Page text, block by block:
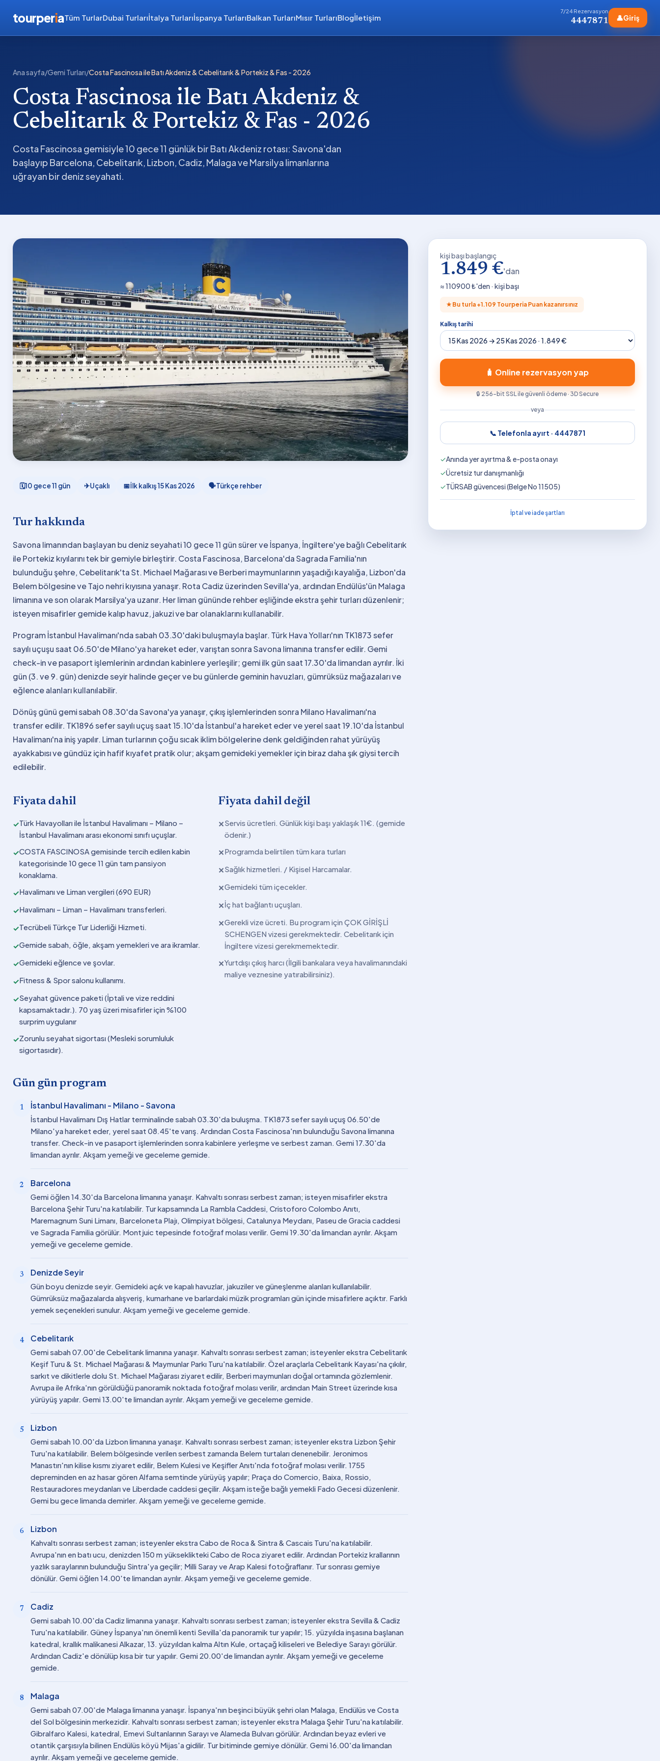
tourperiaTüm TurlarDubai Turlarıİtalya Turlarıİspanya TurlarıBalkan TurlarıMısır TurlarıBlogİletişim
7/24 Rezervasyon
4447871 👤Giriş
Ana sayfa/Gemi Turları/Costa Fascinosa ile Batı Akdeniz & Cebelitarık & Portekiz & Fas - 2026
Costa Fascinosa ile Batı Akdeniz &
Cebelitarık & Portekiz & Fas - 2026
Costa Fascinosa gemisiyle 10 gece 11 günlük bir Batı Akdeniz rotası: Savona'dan
başlayıp Barcelona, Cebelitarık, Lizbon, Cadiz, Malaga ve Marsilya limanlarına
uğrayan bir deniz seyahati.
🗓10 gece 11 gün ✈Uçaklı 📅İlk kalkış15 Kas 2026 🗣Türkçe rehber
Tur hakkında
Savona limanından başlayan bu deniz seyahati 10 gece 11 gün sürer ve İspanya, İngiltere'ye bağlı Cebelitarık
ile Portekiz kıyılarını tek bir gemiyle birleştirir. Costa Fascinosa, Barcelona'da Sagrada Familia'nın
bulunduğu şehre, Cebelitarık'ta St. Michael Mağarası ve Berberi maymunlarının yaşadığı kayalığa, Lizbon'da
Belem bölgesine ve Tajo nehri kıyısına yanaşır. Rota Cadiz üzerinden Sevilla'ya, ardından Endülüs'ün Malaga
limanına ve son olarak Marsilya'ya uzanır. Her liman gününde rehber eşliğinde ekstra şehir turları düzenlenir;
isteyen misafirler gemide kalıp havuz, jakuzi ve bar olanaklarını kullanabilir.
Program İstanbul Havalimanı'nda sabah 03.30'daki buluşmayla başlar. Türk Hava Yolları'nın TK1873 sefer
sayılı uçuşu saat 06.50'de Milano'ya hareket eder, varıştan sonra Savona limanına transfer edilir. Gemi
check-in ve pasaport işlemlerinin ardından kabinlere yerleşilir; gemi ilk gün saat 17.30'da limandan ayrılır. İki
gün (3. ve 9. gün) denizde seyir halinde geçer ve bu günlerde geminin havuzları, gümrüksüz mağazaları ve
eğlence alanları kullanılabilir.
Dönüş günü gemi sabah 08.30'da Savona'ya yanaşır, çıkış işlemlerinden sonra Milano Havalimanı'na
transfer edilir. TK1896 sefer sayılı uçuş saat 15.10'da İstanbul'a hareket eder ve yerel saat 19.10'da İstanbul
Havalimanı'na iniş yapılır. Liman turlarının çoğu sıcak iklim bölgelerine denk geldiğinden rahat yürüyüş
ayakkabısı ve gündüz için hafif kıyafet pratik olur; akşam gemideki yemekler için biraz daha şık giysi tercih
edilebilir.
Fiyata dahil
✓Türk Havayolları ile İstanbul Havalimanı – Milano –
İstanbul Havalimanı arası ekonomi sınıfı uçuşlar.
✓COSTA FASCINOSA gemisinde tercih edilen kabin
kategorisinde 10 gece 11 gün tam pansiyon
konaklama.
✓Havalimanı ve Liman vergileri (690 EUR)
✓Havalimanı – Liman – Havalimanı transferleri.
✓Tecrübeli Türkçe Tur Liderliği Hizmeti.
✓Gemide sabah, öğle, akşam yemekleri ve ara ikramlar.
✓Gemideki eğlence ve şovlar.
✓Fitness & Spor salonu kullanımı.
✓Seyahat güvence paketi (İptali ve vize reddini
kapsamaktadır.). 70 yaş üzeri misafirler için %100
surprim uygulanır
✓Zorunlu seyahat sigortası (Mesleki sorumluluk
sigortasıdır).
Fiyata dahil değil
✕Servis ücretleri. Günlük kişi başı yaklaşık 11€. (gemide
ödenir.)
✕Programda belirtilen tüm kara turları
✕Sağlık hizmetleri. / Kişisel Harcamalar.
✕Gemideki tüm içecekler.
✕İç hat bağlantı uçuşları.
✕Gerekli vize ücreti. Bu program için ÇOK GİRİŞLİ
SCHENGEN vizesi gerekmektedir. Cebelitarık için
İngiltere vizesi gerekmemektedir.
✕Yurtdışı çıkış harcı (İlgili bankalara veya havalimanındaki
maliye veznesine yatırabilirsiniz).
Gün gün program
1 İstanbul Havalimanı - Milano - Savona
İstanbul Havalimanı Dış Hatlar terminalinde sabah 03.30'da buluşma. TK1873 sefer sayılı uçuş 06.50'de
Milano'ya hareket eder, yerel saat 08.45'te varış. Ardından Costa Fascinosa'nın bulunduğu Savona limanına
transfer. Check-in ve pasaport işlemlerinden sonra kabinlere yerleşme ve serbest zaman. Gemi 17.30'da
limandan ayrılır. Akşam yemeği ve geceleme gemide.
2 Barcelona
Gemi öğlen 14.30'da Barcelona limanına yanaşır. Kahvaltı sonrası serbest zaman; isteyen misafirler ekstra
Barcelona Şehir Turu'na katılabilir. Tur kapsamında La Rambla Caddesi, Cristoforo Colombo Anıtı,
Maremagnum Suni Limanı, Barceloneta Plajı, Olimpiyat bölgesi, Catalunya Meydanı, Paseu de Gracia caddesi
ve Sagrada Familia görülür. Montjuic tepesinde fotoğraf molası verilir. Gemi 19.30'da limandan ayrılır. Akşam
yemeği ve geceleme gemide.
3 Denizde Seyir
Gün boyu denizde seyir. Gemideki açık ve kapalı havuzlar, jakuziler ve güneşlenme alanları kullanılabilir.
Gümrüksüz mağazalarda alışveriş, kumarhane ve barlardaki müzik programları gün içinde misafirlere açıktır. Farklı
yemek seçenekleri sunulur. Akşam yemeği ve geceleme gemide.
4 Cebelitarık
Gemi sabah 07.00'de Cebelitarık limanına yanaşır. Kahvaltı sonrası serbest zaman; isteyenler ekstra Cebelitarık
Keşif Turu & St. Michael Mağarası & Maymunlar Parkı Turu'na katılabilir. Özel araçlarla Cebelitarık Kayası'na çıkılır,
sarkıt ve dikitlerle dolu St. Michael Mağarası ziyaret edilir, Berberi maymunları doğal ortamında gözlemlenir.
Avrupa ile Afrika'nın görüldüğü panoramik noktada fotoğraf molası verilir, ardından Main Street üzerinde kısa
yürüyüş yapılır. Gemi 13.00'te limandan ayrılır. Akşam yemeği ve geceleme gemide.
5 Lizbon
Gemi sabah 10.00'da Lizbon limanına yanaşır. Kahvaltı sonrası serbest zaman; isteyenler ekstra Lizbon Şehir
Turu'na katılabilir. Belem bölgesinde verilen serbest zamanda Belem turtaları denenebilir. Jeronimos
Manastırı'nın kilise kısmı ziyaret edilir, Belem Kulesi ve Keşifler Anıtı'nda fotoğraf molası verilir. 1755
depreminden en az hasar gören Alfama semtinde yürüyüş yapılır; Praça do Comercio, Baixa, Rossio,
Restauradores meydanları ve Liberdade caddesi geçilir. Akşam isteğe bağlı yemekli Fado Gecesi düzenlenir.
Gemi bu gece limanda demirler. Akşam yemeği ve geceleme gemide.
6 Lizbon
Kahvaltı sonrası serbest zaman; isteyenler ekstra Cabo de Roca & Sintra & Cascais Turu'na katılabilir.
Avrupa'nın en batı ucu, denizden 150 m yükseklikteki Cabo de Roca ziyaret edilir. Ardından Portekiz krallarının
yazlık saraylarının bulunduğu Sintra'ya geçilir; Milli Saray ve Arap Kalesi fotoğraflanır. Tur sonrası gemiye
dönülür. Gemi öğlen 14.00'te limandan ayrılır. Akşam yemeği ve geceleme gemide.
7 Cadiz
Gemi sabah 10.00'da Cadiz limanına yanaşır. Kahvaltı sonrası serbest zaman; isteyenler ekstra Sevilla & Cadiz
Turu'na katılabilir. Güney İspanya'nın önemli kenti Sevilla'da panoramik tur yapılır; 15. yüzyılda inşasına başlanan
katedral, krallık malikanesi Alkazar, 13. yüzyıldan kalma Altın Kule, ortaçağ kiliseleri ve Belediye Sarayı görülür.
Ardından Cadiz'e dönülüp kısa bir tur yapılır. Gemi 20.00'de limandan ayrılır. Akşam yemeği ve geceleme
gemide.
8 Malaga
Gemi sabah 07.00'de Malaga limanına yanaşır. İspanya'nın beşinci büyük şehri olan Malaga, Endülüs ve Costa
del Sol bölgesinin merkezidir. Kahvaltı sonrası serbest zaman; isteyenler ekstra Malaga Şehir Turu'na katılabilir.
Gibralfaro Kalesi, katedral, Emevi Sultanlarının Sarayı ve Alameda Bulvarı görülür. Ardından beyaz evleri ve
otantik çarşısıyla bilinen Endülüs köyü Mijas'a gidilir. Tur bitiminde gemiye dönülür. Gemi 16.00'da limandan
ayrılır. Akşam yemeği ve geceleme gemide.
kişi başı başlangıç
1.849 €'dan
≈110900₺'den · kişi başı
★ Bu turla +1.109 Tourperia Puan kazanırsınız
Kalkış tarihi
🧳 Online rezervasyon yap
🔒 256-bit SSL ile güvenli ödeme · 3D Secure
veya
📞 Telefonla ayırt · 4447871
✓Anında yer ayırtma & e-posta onayı
✓Ücretsiz tur danışmanlığı
✓TÜRSAB güvencesi (Belge No 11505)
İptal ve iade şartları